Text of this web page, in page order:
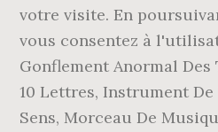
votre visite. En
vous consentez à
Gonflement Anormal
10 Lettres, Instrument
Sens, Morceau De